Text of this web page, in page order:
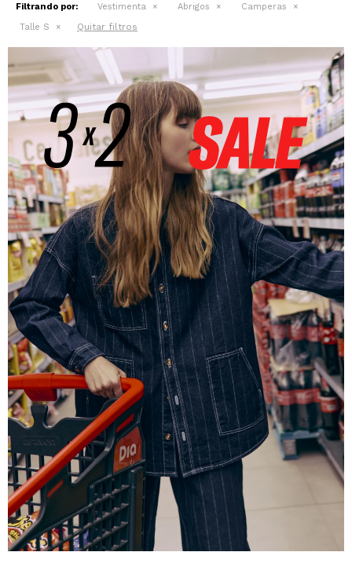
Filtrando por: Vestimenta Abrigos
Camperas
Talle S
Quitar filtros